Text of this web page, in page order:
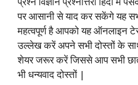
पर आसानी से याद कर सकेंगे यह
महत्वपूर्ण है आपको यह ऑनलाइन
उल्लेख करें अपने सभी दोस्तों के
शेयर जरूर करें जिससे आप सभी
भी धन्यवाद दोस्तों |